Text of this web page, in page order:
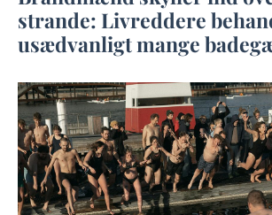
strande: Livreddere
usædvanligt mange